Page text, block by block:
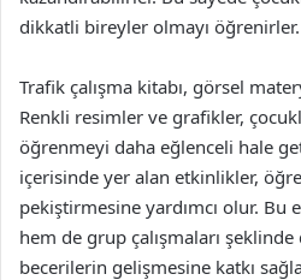
dikkatli bireyler olmayı öğrenirler.
Trafik çalışma kitabı, görsel
Renkli resimler ve grafikler,
öğrenmeyi daha eğlenceli hale
içerisinde yer alan etkinlikler,
pekiştirmesine yardımcı olur. Bu
hem de grup çalışmaları
becerilerin gelişmesine katkı